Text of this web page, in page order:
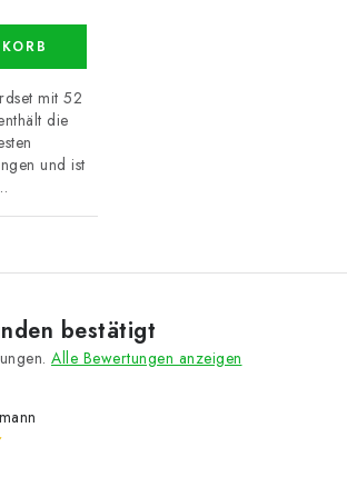
mit 52
die
und ist
bestätigt
Alle Bewertungen anzeigen